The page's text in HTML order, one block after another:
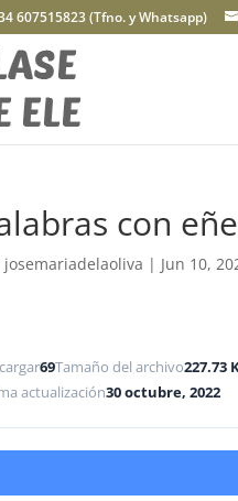
607515823 (Tfno. y Whatsapp)
con eñe
josemariadelaoliva | Jun 10,
69Tamaño del archivo227.73
actualización30 octubre, 2022